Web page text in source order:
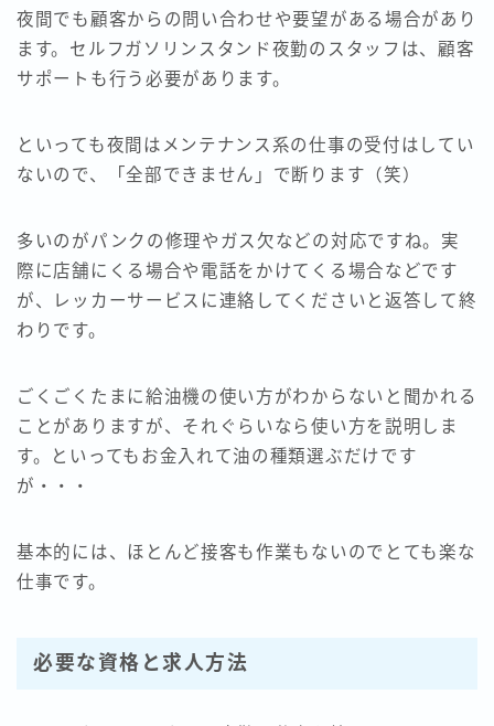
夜間でも顧客からの問い合わせや要望がある場合があり
ます。セルフガソリンスタンド夜勤のスタッフは、顧客
サポートも行う必要があります。
といっても夜間はメンテナンス系の仕事の受付はしてい
ないので、「全部できません」で断ります（笑）
多いのがパンクの修理やガス欠などの対応ですね。実
際に店舗にくる場合や電話をかけてくる場合などです
が、レッカーサービスに連絡してくださいと返答して終
わりです。
ごくごくたまに給油機の使い方がわからないと聞かれる
ことがありますが、それぐらいなら使い方を説明しま
す。といってもお金入れて油の種類選ぶだけです
が・・・
基本的には、ほとんど接客も作業もないのでとても楽な
仕事です。
必要な資格と求人方法